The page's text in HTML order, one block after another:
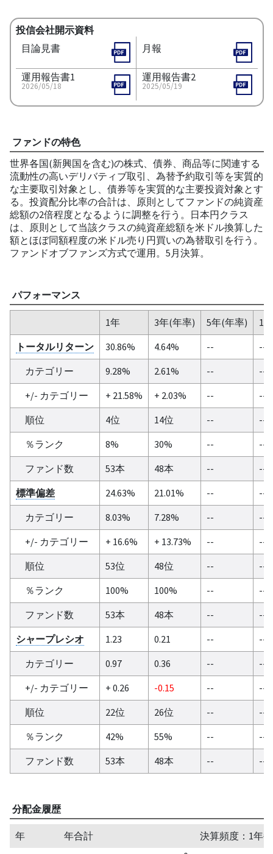
投信会社開示資料
目論見書
月報
運用報告書1
2026/05/18
運用報告書2
2025/05/19
ファンドの特色
世界各国(新興国を含む)の株式、債券、商品等に関連する
流動性の高いデリバティブ取引、為替予約取引等を実質的
な主要取引対象とし、債券等を実質的な主要投資対象とす
る。投資配分比率の合計は、原則としてファンドの純資産
総額の2倍程度となるように調整を行う。日本円クラス
は、原則として当該クラスの純資産総額を米ドル換算した
額とほぼ同額程度の米ドル売り円買いの為替取引を行う。
ファンドオブファンズ方式で運用。5月決算。
パフォーマンス
1年 3年(年率) 5年(年率)
10
トータルリターン
30.86% 4.64% --
--
カテゴリー
9.28% 2.61% --
--
+/- カテゴリー
+ 21.58% + 2.03% --
--
順位
4位 14位 --
--
％ランク
8% 30% --
--
ファンド数
53本 48本 --
--
標準偏差
24.63% 21.01% --
--
カテゴリー
8.03% 7.28% --
--
+/- カテゴリー
+ 16.6% + 13.73% --
--
順位
53位 48位 --
--
％ランク
100% 100% --
--
ファンド数
53本 48本 --
--
シャープレシオ
1.23 0.21 --
--
カテゴリー
0.97 0.36 --
--
+/- カテゴリー
+ 0.26 -0.15 --
--
順位
22位 26位 --
--
％ランク
42% 55% --
--
ファンド数
53本 48本 -- --
分配金履歴
年 年合計
決算頻度：1年